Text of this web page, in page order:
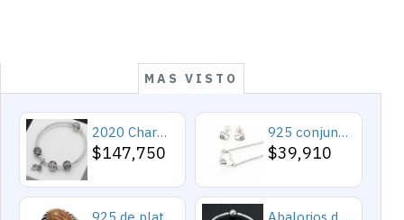
MAS VISTO
2020 Charms y cuentas de corazón, pulseras románticas de Cupido de circón rosa, joyería DIY, corazones en toda la prenda
$147,750
925 conjuntos de joyas de plata para 2019 conjunto de collares de corazón de amor para mujer regalo de joyería de boda
$39,910